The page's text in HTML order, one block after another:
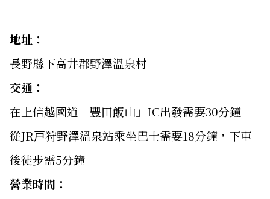
地址：
長野縣下高井郡野澤溫泉村
交通：
在上信越國道「豐田飯山」IC出發需要30分鐘
從JR戸狩野澤溫泉站乘坐巴士需要18分鐘，下車
後徒步需5分鐘
營業時間：